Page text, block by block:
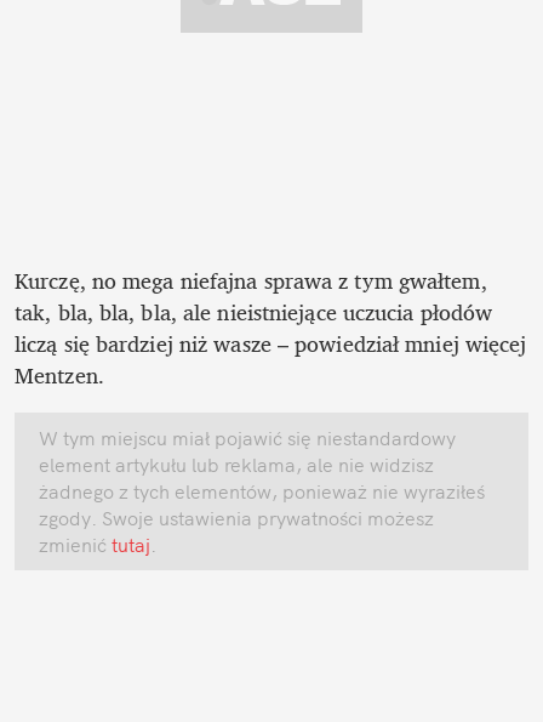
Kurczę, no mega niefajna sprawa z tym gwałtem,
tak, bla, bla, bla, ale nieistniejące uczucia płodów
liczą się bardziej niż wasze – powiedział mniej więcej
Mentzen.
W tym miejscu miał pojawić się niestandardowy
element artykułu lub reklama, ale nie widzisz
żadnego z tych elementów, ponieważ nie wyraziłeś
zgody. Swoje ustawienia prywatności możesz
zmienić tutaj.